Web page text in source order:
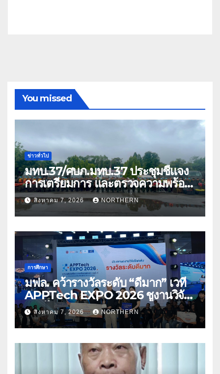
You missed
ข่าวทั่วไป
มทบ.37/ศบภ.มทบ.37 ประชุมชี้แจง
การเตรียมการ และตรวจความพร้อม
ด้านการบรรเทาสาธารณภัย
สิงหาคม 7, 2026 NORTHERN
การศึกษา
มฟล. คว้ารางวัลระดับ “ดีมาก” เวที
APPTech EXPO 2026 ชูงานวิจัย
สมุนไพร ขับเคลื่อนนวัตกรรมสู่เชิง
พาณิชย์
สิงหาคม 7, 2026 NORTHERN